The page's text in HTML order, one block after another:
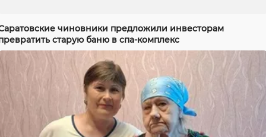
чиновники предложили инвесторам
старую баню в спа-комплекс